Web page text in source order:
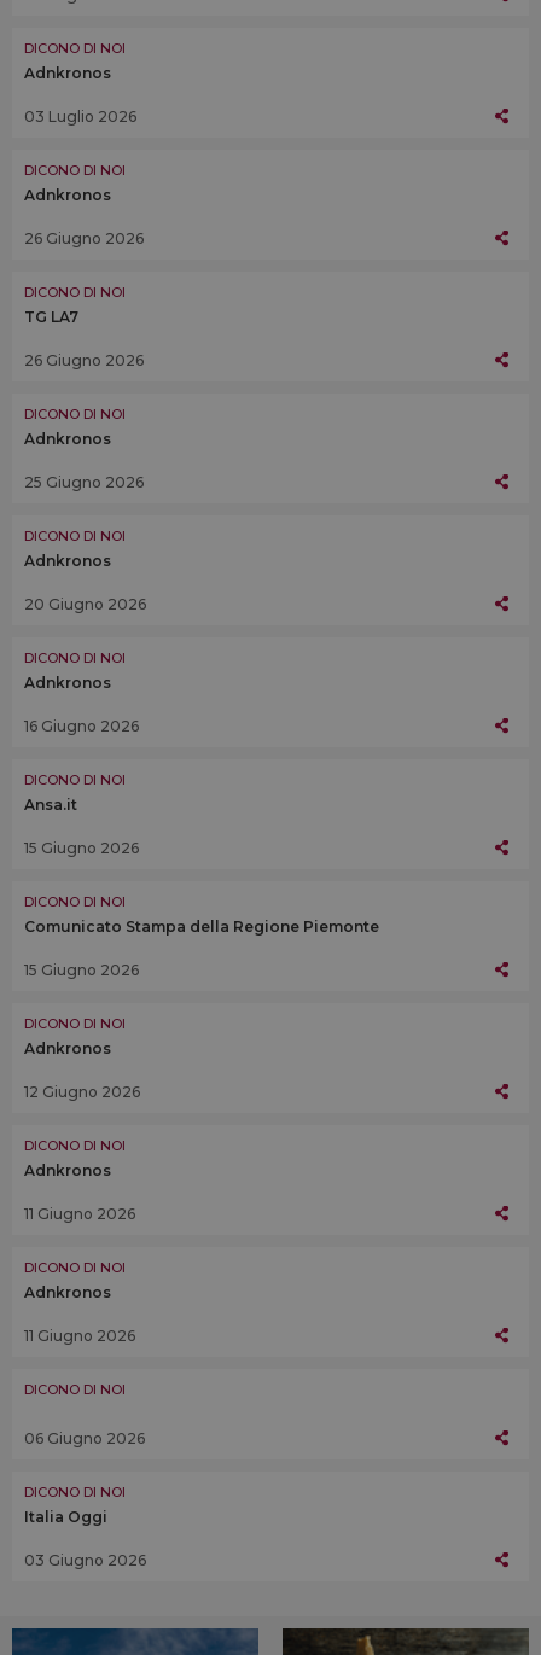
DICONO DI NOI
Adnkronos
03 Luglio 2026
DICONO DI NOI
Adnkronos
26 Giugno 2026
DICONO DI NOI
TG LA7
26 Giugno 2026
DICONO DI NOI
Adnkronos
25 Giugno 2026
DICONO DI NOI
Adnkronos
20 Giugno 2026
DICONO DI NOI
Adnkronos
16 Giugno 2026
DICONO DI NOI
Ansa.it
15 Giugno 2026
DICONO DI NOI
Comunicato Stampa della Regione Piemonte
15 Giugno 2026
DICONO DI NOI
Adnkronos
12 Giugno 2026
DICONO DI NOI
Adnkronos
11 Giugno 2026
DICONO DI NOI
Adnkronos
11 Giugno 2026
DICONO DI NOI
06 Giugno 2026
DICONO DI NOI
Italia Oggi
03 Giugno 2026